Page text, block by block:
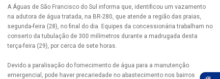
A Águas de São Francisco do Sul informa que, identificou um vazamento
na adutora de água tratada, na BR-280, que atende a região das praias,
segunda-feira (28), no final do dia. Equipes da concessionária trabalham no
conserto da tubulação de 300 milímetros durante a madrugada desta
terça-feira (29), por cerca de sete horas.
Devido a paralisação do fornecimento de água para a manutenção
emergencial, pode haver precariedade no abastecimento nos bairros